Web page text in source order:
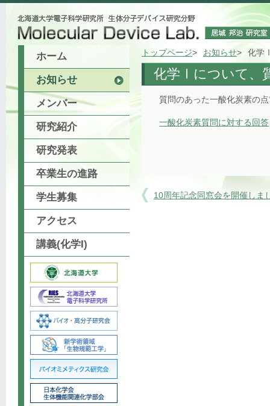
トップページ お知らせ 化学
化学Ⅰについて、
質問のあった一酸化炭素の
一酸化炭素質問に対する回答
10周年記念同窓会を開催しま
ホーム
お知らせ
メンバー
研究紹介
研究発表
卒業生の進路
学生募集
アクセス
講義(化学I)